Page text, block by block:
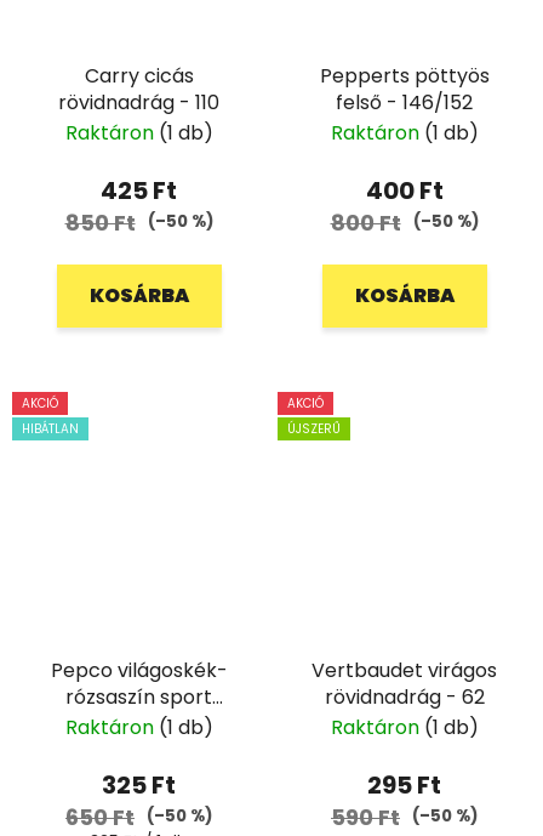
Carry cicás
rövidnadrág - 110
Raktáron (1 db)
425 Ft
850 Ft (–50 %)
KOSÁRBA
Pepperts pöttyös
felső - 146/152
Raktáron (1 db)
400 Ft
800 Ft (–50 %)
KOSÁRBA
AKCIÓ
HIBÁTLAN
Pepco világoskék-
rózsaszín sport
rövidnadrág - 128
Raktáron (1 db)
325 Ft
650 Ft (–50 %)
AKCIÓ
ÚJSZERŰ
Vertbaudet virágos
rövidnadrág - 62
Raktáron (1 db)
295 Ft
590 Ft (–50 %)